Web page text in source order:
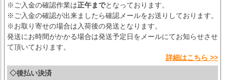
※ご入金の確認作業は正午までとなっております。
※ご入金の確認が出来ましたら確認メールをお送りしております。
※お取り寄せの場合は入荷後の発送となります。
発送にお時間がかかる場合は発送予定日をメールにてお知らせさせ
て頂いております。
詳細はこちら >>
◇後払い決済